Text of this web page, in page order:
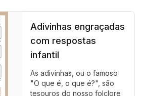
Adivinhas engraçadas
com respostas
infantil
As adivinhas, ou o famoso
"O que é, o que é?", são
tesouros do nosso folclore